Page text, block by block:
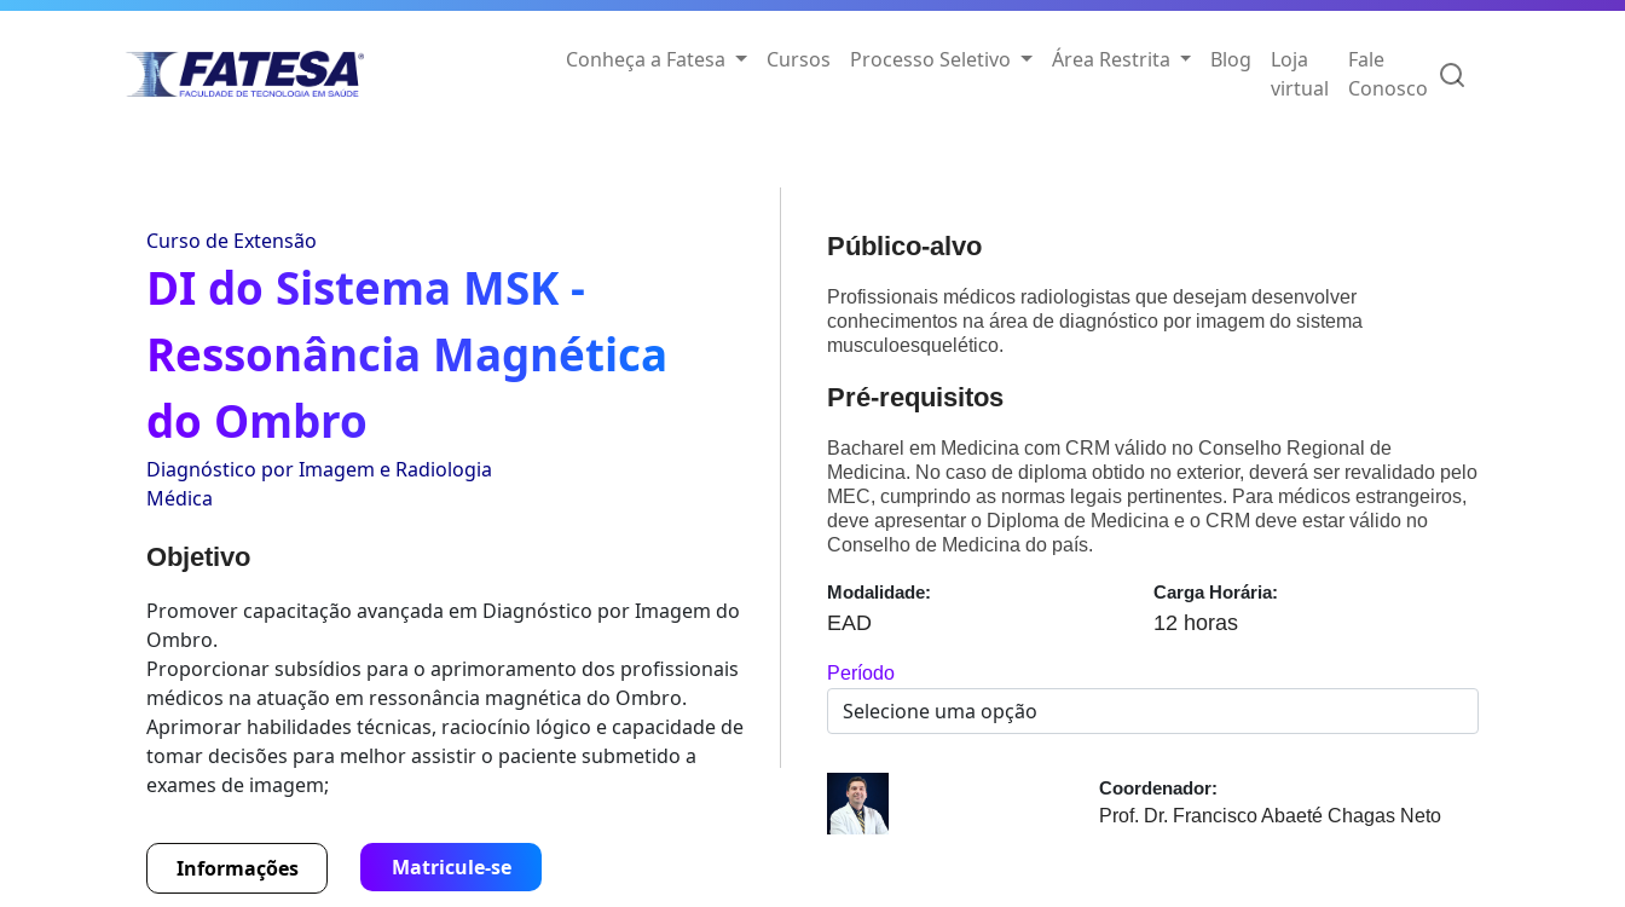
Conheça a Fatesa Cursos Processo Seletivo Área Restrita Blog
Loja
virtual
Fale
Conosco
Curso de Extensão
DI do Sistema MSK -
Ressonância Magnética
do Ombro
Diagnóstico por Imagem e Radiologia
Médica
Objetivo
Promover capacitação avançada em Diagnóstico por Imagem do
Ombro.
Proporcionar subsídios para o aprimoramento dos profissionais
médicos na atuação em ressonância magnética do Ombro.
Aprimorar habilidades técnicas, raciocínio lógico e capacidade de
tomar decisões para melhor assistir o paciente submetido a
exames de imagem;
Informações Matricule-se
Público-alvo
Profissionais médicos radiologistas que desejam desenvolver
conhecimentos na área de diagnóstico por imagem do sistema
musculoesquelético.
Pré-requisitos
Bacharel em Medicina com CRM válido no Conselho Regional de
Medicina. No caso de diploma obtido no exterior, deverá ser revalidado pelo
MEC, cumprindo as normas legais pertinentes. Para médicos estrangeiros,
deve apresentar o Diploma de Medicina e o CRM deve estar válido no
Conselho de Medicina do país.
Modalidade:
EAD
Carga Horária:
12 horas
Período
Coordenador:
Prof. Dr. Francisco Abaeté Chagas Neto